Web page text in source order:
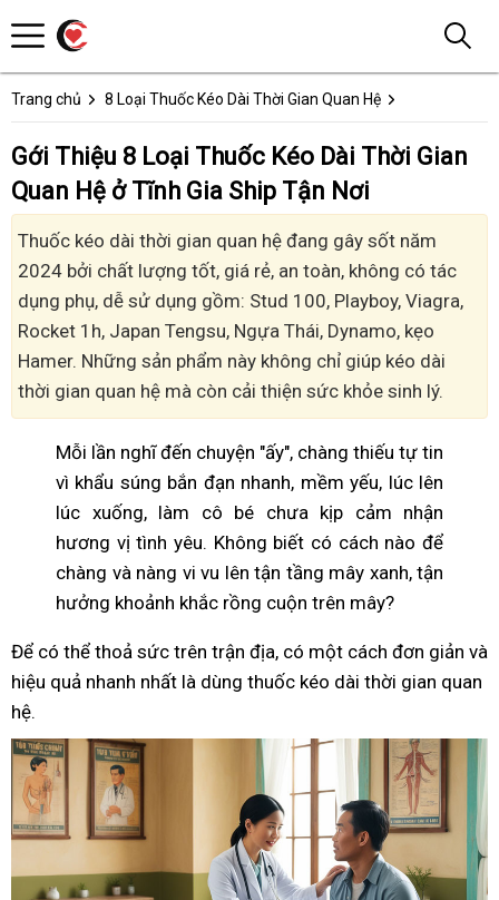
Trang chủ 8 Loại Thuốc Kéo Dài Thời Gian Quan Hệ
Gới Thiệu 8 Loại Thuốc Kéo Dài Thời Gian
Quan Hệ ở Tĩnh Gia Ship Tận Nơi
Thuốc kéo dài thời gian quan hệ đang gây sốt năm
2024 bởi chất lượng tốt, giá rẻ, an toàn, không có tác
dụng phụ, dễ sử dụng gồm: Stud 100, Playboy, Viagra,
Rocket 1h, Japan Tengsu, Ngựa Thái, Dynamo, kẹo
Hamer. Những sản phẩm này không chỉ giúp kéo dài
thời gian quan hệ mà còn cải thiện sức khỏe sinh lý.
Mỗi lần nghĩ đến chuyện "ấy", chàng thiếu tự tin
vì khẩu súng bắn đạn nhanh, mềm yếu, lúc lên
lúc xuống, làm cô bé chưa kịp cảm nhận
hương vị tình yêu. Không biết có cách nào để
chàng và nàng vi vu lên tận tầng mây xanh, tận
hưởng khoảnh khắc rồng cuộn trên mây?
Để có thể thoả sức trên trận địa, có một cách đơn giản và
hiệu quả nhanh nhất là dùng thuốc kéo dài thời gian quan
hệ.